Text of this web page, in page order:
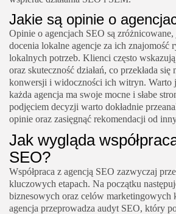
Jakie są opinie o
Opinie o agencjach SEO są
docenia lokalne agencje za ich znajomość
lokalnych potrzeb. Klienci często
oraz skuteczność działań, co przekłada się
konwersji i widoczności ich witryn. Warto
każda agencja ma swoje mocne i słabe
podjęciem decyzji warto dokładnie
opinie oraz zasięgnąć rekomendacji od
Jak wygląda
SEO?
Współpraca z agencją SEO zazwyczaj
kluczowych etapach. Na początku
biznesowych oraz celów marketingowych
agencja przeprowadza audyt SEO, który